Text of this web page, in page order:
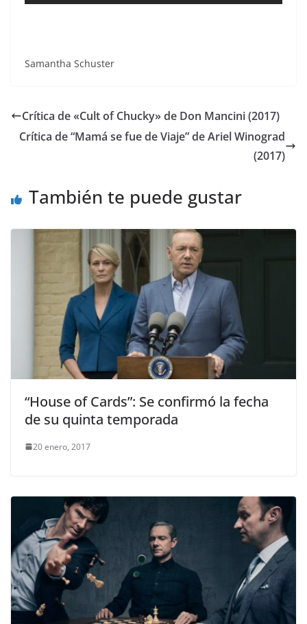
Samantha Schuster
Crítica de «Cult of Chucky» de Don Mancini (2017)
Crítica de “Mamá se fue de Viaje” de Ariel Winograd
(2017)
También te puede gustar
“House of Cards”: Se confirmó la fecha
de su quinta temporada
20 enero, 2017